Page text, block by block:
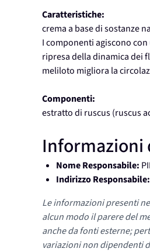
Caratteristiche:
crema a base di sostanze
I componenti agiscono
ripresa della dinamica dei
meliloto migliora la
Componenti:
estratto di ruscus (ruscus
Informazioni
Nome Responsabile:
Indirizzo Responsabile:
Le informazioni presenti
alcun modo il parere del
anche da fonti esterne;
variazioni non dipendenti